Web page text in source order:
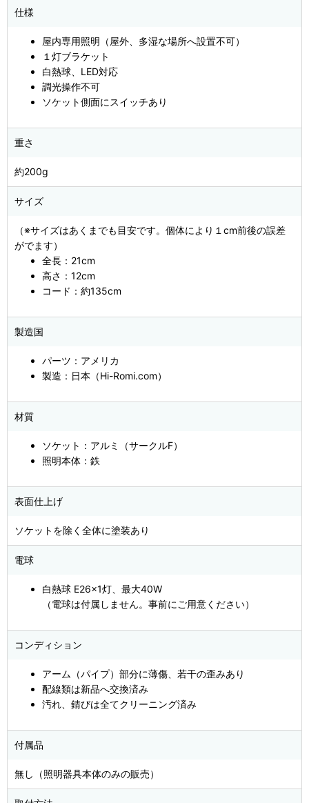
仕様
屋内専用照明（屋外、多湿な場所へ設置不可）
１灯ブラケット
白熱球、LED対応
調光操作不可
ソケット側面にスイッチあり
重さ
約200g
サイズ
（※サイズはあくまでも目安です。個体により１cm前後の誤差
がでます）
全長：21cm
高さ：12cm
コード：約135cm
製造国
パーツ：アメリカ
製造：日本（Hi-Romi.com）
材質
ソケット：アルミ（サークルF）
照明本体：鉄
表面仕上げ
ソケットを除く全体に塗装あり
電球
白熱球 E26×1灯、最大40W
（電球は付属しません。事前にご用意ください）
コンディション
アーム（パイプ）部分に薄傷、若干の歪みあり
配線類は新品へ交換済み
汚れ、錆びは全てクリーニング済み
付属品
無し（照明器具本体のみの販売）